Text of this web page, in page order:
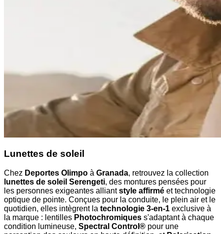
Lunettes de soleil
Chez Deportes Olimpo à Granada, retrouvez la collection
lunettes de soleil Serengeti, des montures pensées pour
les personnes exigeantes alliantstyle affirmé et technologie
optique de pointe. Conçues pour la conduite, le plein air et le
quotidien, elles intègrent la technologie 3-en-1 exclusive à
la marque : lentilles Photochromiques s'adaptant à chaque
condition lumineuse, Spectral Control® pour une